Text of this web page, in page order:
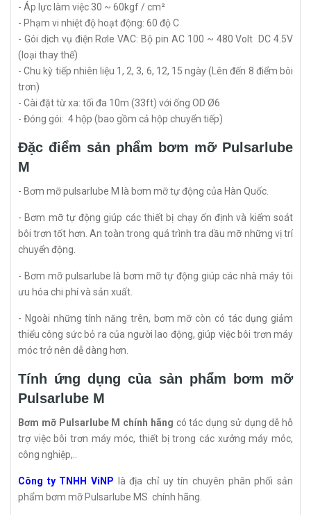
- Áp lực làm việc 30 ~ 60kgf / cm²
- Phạm vi nhiệt độ hoạt động: 60 độ C
- Gói dịch vụ điện Rơle VAC: Bộ pin AC 100 ~ 480 Volt DC 4.5V
(loại thay thế)
- Chu kỳ tiếp nhiên liệu 1, 2, 3, 6, 12, 15 ngày (Lên đến 8 điểm bôi
trơn)
- Cài đặt từ xa: tối đa 10m (33ft) với ống OD Ø6
- Đóng gói: 4 hộp (bao gồm cả hộp chuyển tiếp)
Đặc điểm sản phẩm bơm mỡ Pulsarlube
M
- Bơm mỡ pulsarlube M là bơm mỡ tự động của Hàn Quốc.
- Bơm mỡ tự động giúp các thiết bị chạy ổn định và kiểm soát
bôi trơn tốt hơn. An toàn trong quá trình tra dầu mỡ những vị trí
chuyển động.
- Bơm mỡ pulsarlube là bơm mỡ tự động giúp các nhà máy tôi
ưu hóa chi phí và sản xuất.
- Ngoài những tính năng trên, bơm mỡ còn có tác dụng giảm
thiểu công sức bỏ ra của người lao động, giúp việc bôi trơn máy
móc trở nên dễ dàng hơn.
Tính ứng dụng của sản phẩm bơm mỡ
Pulsarlube M
Bơm mỡ Pulsarlube M chính hãng có tác dụng sử dụng dễ hỗ
trợ việc bôi trơn máy móc, thiết bị trong các xưởng máy móc,
công nghiệp,..
Công ty TNHH ViNP là địa chỉ uy tín chuyên phân phối sản
phẩm bơm mỡ Pulsarlube MS chính hãng.